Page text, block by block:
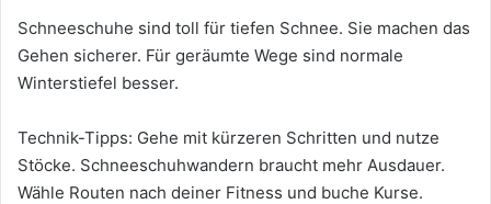
Schneeschuhe sind toll für tiefen Schnee. Sie machen das
Gehen sicherer. Für geräumte Wege sind normale
Winterstiefel besser.
Technik-Tipps: Gehe mit kürzeren Schritten und nutze
Stöcke. Schneeschuhwandern braucht mehr Ausdauer.
Wähle Routen nach deiner Fitness und buche Kurse.